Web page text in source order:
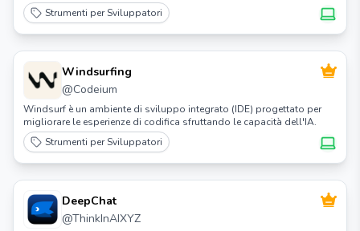
Strumenti per Sviluppatori
Windsurfing
@Codeium
Windsurf è un ambiente di sviluppo integrato (IDE) progettato per
migliorare le esperienze di codifica sfruttando le capacità dell'IA.
Strumenti per Sviluppatori
DeepChat
@ThinkInAIXYZ